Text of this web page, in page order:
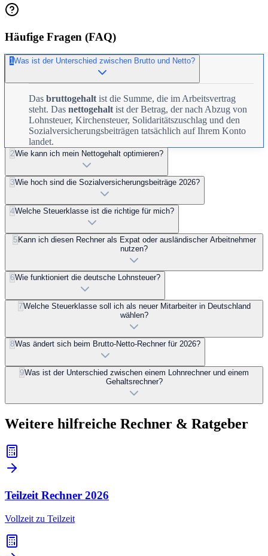
Häufige Fragen (FAQ)
1Was ist der Unterschied zwischen Brutto und Netto?
Das bruttogehalt ist die Summe, die im Arbeitsvertrag
steht. Das nettogehalt ist der Betrag, der nach Abzug von
Lohnsteuer, Kirchensteuer, Solidaritätszuschlag und den
Sozialversicherungsbeiträgen tatsächlich auf Ihrem Konto
landet.
2Wie kann ich mein Nettogehalt optimieren?
3Wie hoch sind die Sozialversicherungsbeiträge 2026?
4Welche Steuerklasse ist die richtige für mich?
5 Kann ich diesen Rechner als Expat oder ausländischer Arbeitnehmer
nutzen?
6Wie funktioniert die deutsche Lohnsteuer?
7Welche Steuerklasse soll ich als neuer Mitarbeiter in Deutschland
wählen?
8Was ändert sich beim Brutto-Netto-Rechner für 2026?
9Was ist der Unterschied zwischen einem Lohnrechner und einem
Gehaltsrechner?
Weitere hilfreiche Rechner & Ratgeber
Teilzeit Rechner 2026
Vollzeit zu Teilzeit